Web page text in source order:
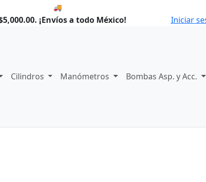
🚚 Envío el Lunes, 10 de agosto si compras
¡Envíos a todo México! Iniciar
Cilindros Manómetros Bombas Asp. y Acc.